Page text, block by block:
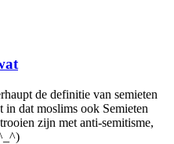
de definitie van semieten
in dat moslims ook Semieten
zijn met anti-semitisme,